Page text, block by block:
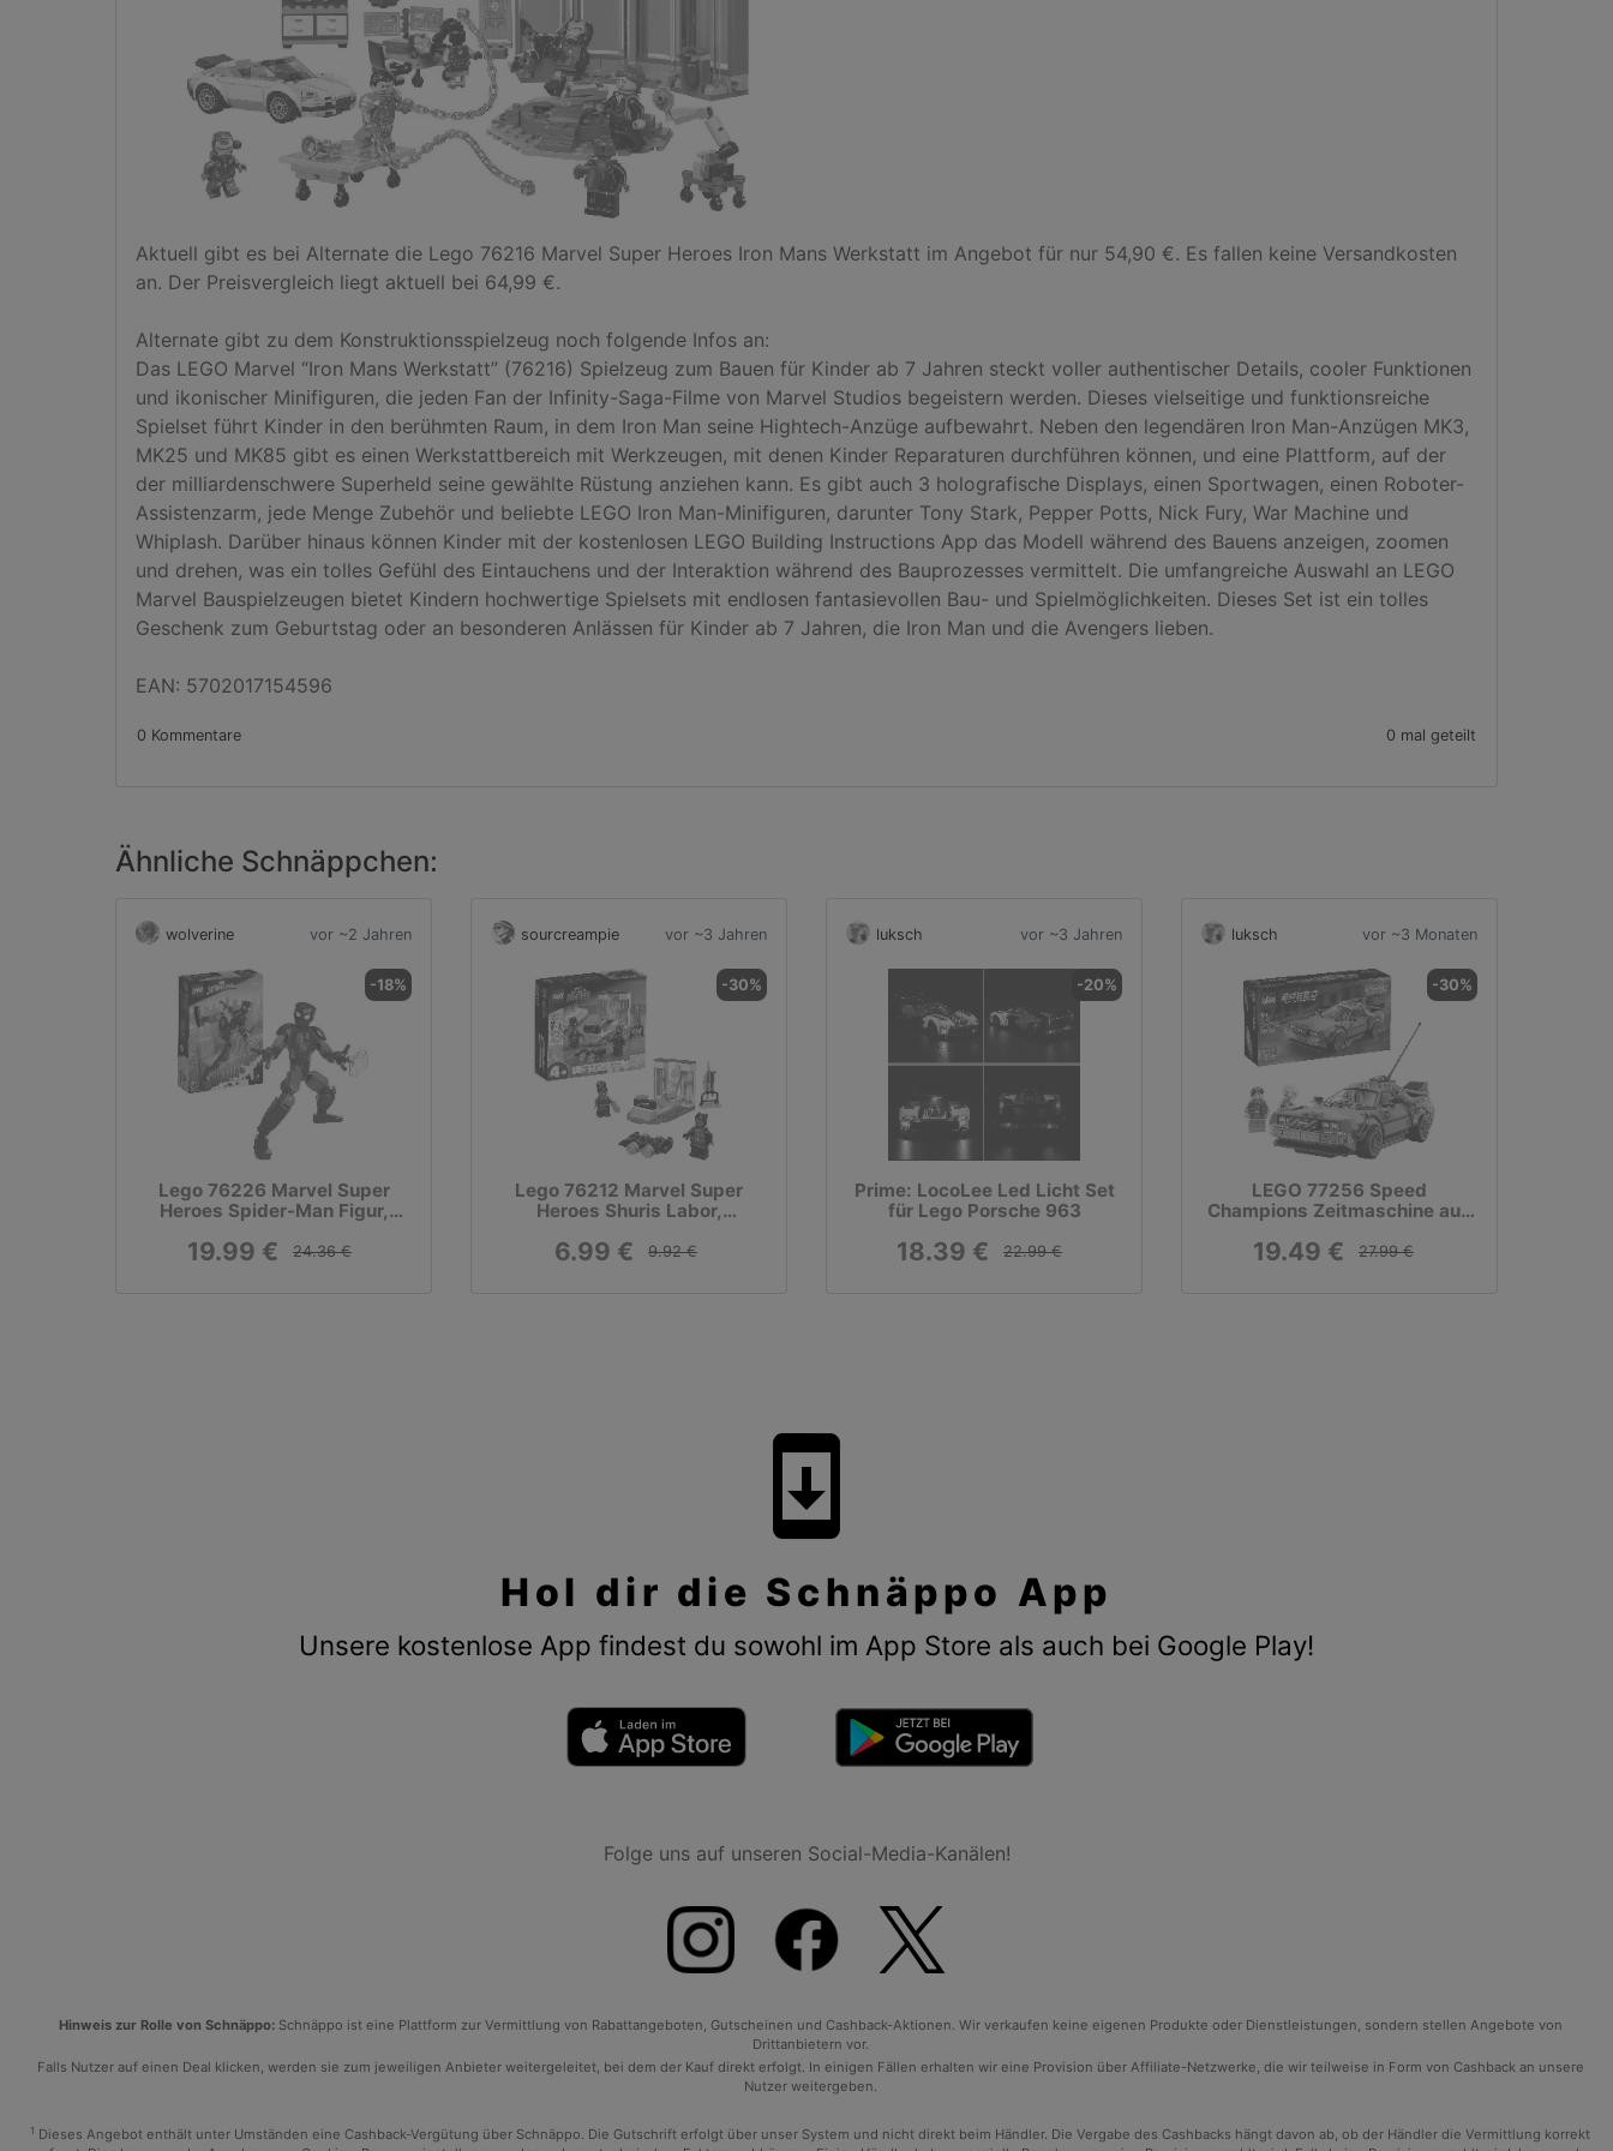
Aktuell gibt es bei Alternate die Lego 76216 Marvel Super Heroes Iron Mans Werkstatt im Angebot für nur 54,90 €. Es fallen keine Versandkosten
an. Der Preisvergleich liegt aktuell bei 64,99 €.
Alternate gibt zu dem Konstruktionsspielzeug noch folgende Infos an:
Das LEGO Marvel “Iron Mans Werkstatt” (76216) Spielzeug zum Bauen für Kinder ab 7 Jahren steckt voller authentischer Details, cooler Funktionen
und ikonischer Minifiguren, die jeden Fan der Infinity-Saga-Filme von Marvel Studios begeistern werden. Dieses vielseitige und funktionsreiche
Spielset führt Kinder in den berühmten Raum, in dem Iron Man seine Hightech-Anzüge aufbewahrt. Neben den legendären Iron Man-Anzügen MK3,
MK25 und MK85 gibt es einen Werkstattbereich mit Werkzeugen, mit denen Kinder Reparaturen durchführen können, und eine Plattform, auf der
der milliardenschwere Superheld seine gewählte Rüstung anziehen kann. Es gibt auch 3 holografische Displays, einen Sportwagen, einen Roboter-
Assistenzarm, jede Menge Zubehör und beliebte LEGO Iron Man-Minifiguren, darunter Tony Stark, Pepper Potts, Nick Fury, War Machine und
Whiplash. Darüber hinaus können Kinder mit der kostenlosen LEGO Building Instructions App das Modell während des Bauens anzeigen, zoomen
und drehen, was ein tolles Gefühl des Eintauchens und der Interaktion während des Bauprozesses vermittelt. Die umfangreiche Auswahl an LEGO
Marvel Bauspielzeugen bietet Kindern hochwertige Spielsets mit endlosen fantasievollen Bau- und Spielmöglichkeiten. Dieses Set ist ein tolles
Geschenk zum Geburtstag oder an besonderen Anlässen für Kinder ab 7 Jahren, die Iron Man und die Avengers lieben.
EAN: 5702017154596
0 Kommentare 0 mal geteilt
Ähnliche Schnäppchen:
wolverine vor ~2 Jahren
-18%
Lego 76226 Marvel Super
Heroes Spider-Man Figur,
19.99 € 24.36 €
sourcreampie vor ~3 Jahren
-30%
Lego 76212 Marvel Super
Heroes Shuris Labor,
6.99 € 9.92 €
luksch vor ~3 Jahren
-20%
Prime: LocoLee Led Licht Set
für Lego Porsche 963
18.39 € 22.99 €
luksch vor ~3 Monaten
-30%
LEGO 77256 Speed
Champions Zeitmaschine aus
Konstruktionsspielzeug
19.49 € 27.99 €
system_update
Hol dir die Schnäppo App
Unsere kostenlose App findest du sowohl im App Store als auch bei Google Play!
Folge uns auf unseren Social-Media-Kanälen!
Hinweis zur Rolle von Schnäppo:Schnäppo ist eine Plattform zur Vermittlung von Rabattangeboten, Gutscheinen und Cashback-Aktionen. Wir verkaufen keine eigenen Produkte oder Dienstleistungen, sondern stellen Angebote von
Drittanbietern vor.
Falls Nutzer auf einen Deal klicken, werden sie zum jeweiligen Anbieter weitergeleitet, bei dem der Kauf direkt erfolgt. In einigen Fällen erhalten wir eine Provision über Affiliate-Netzwerke, die wir teilweise in Form von Cashback an unsere
Nutzer weitergeben.
1 Dieses Angebot enthält unter Umständen eine Cashback-Vergütung über Schnäppo. Die Gutschrift erfolgt über unser System und nicht direkt beim Händler. Die Vergabe des Cashbacks hängt davon ab, ob der Händler die Vermittlung korrekt